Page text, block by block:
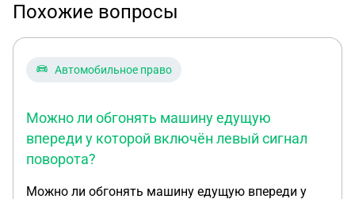
Похожие вопросы
Автомобильное право
Можно ли обгонять машину едущую
впереди у которой включён левый сигнал
поворота?
Можно ли обгонять машину едущую впереди у